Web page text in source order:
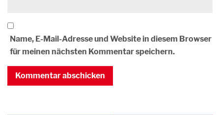
Name, E-Mail-Adresse und Website in diesem Browser
für meinen nächsten Kommentar speichern.